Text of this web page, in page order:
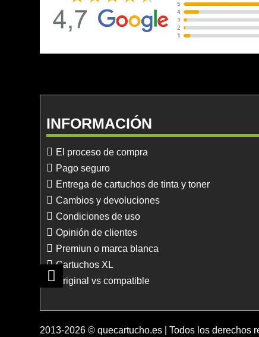
INFORMACIÓN
El proceso de compra
Pago seguro
Entrega de cartuchos de tinta y toner
Cambios y devoluciones
Condiciones de uso
Opinión de clientes
Premiun o marca blanca
Cartuchos XL
Original vs compatible
2013-2026 © quecartucho.es | Todos los derechos